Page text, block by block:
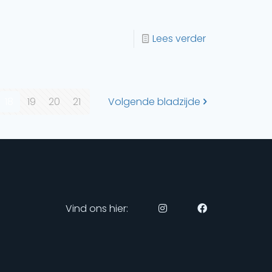
Lees verder
19 20 21 Volgende bladzijde
Vind ons hier: